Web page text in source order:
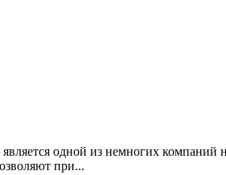
одной из немногих компаний
при...